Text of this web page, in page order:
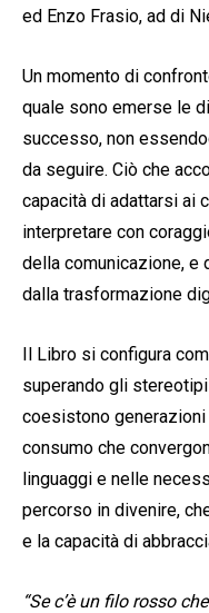
ed Enzo Frasio, ad di
Un momento di
quale sono emerse le
successo, non
da seguire. Ciò che
capacità di adattarsi ai
interpretare con
della comunicazione,
dalla trasformazione
Il Libro si configura
superando gli
coesistono generazioni
consumo che
linguaggi e nelle
percorso in divenire,
e la capacità di
“Se c’è un filo rosso